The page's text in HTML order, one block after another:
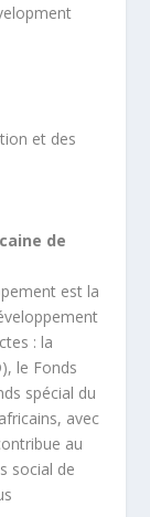
et des
de
est la
: la
le Fonds
spécial du
avec
au
social de